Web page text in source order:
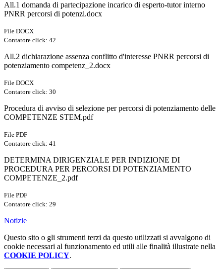
All.1 domanda di partecipazione incarico di esperto-tutor interno
PNRR percorsi di potenzi.docx
File DOCX
Contatore click: 42
All.2 dichiarazione assenza conflitto d'interesse PNRR percorsi di
potenziamento competenz_2.docx
File DOCX
Contatore click: 30
Procedura di avviso di selezione per percorsi di potenziamento delle
COMPETENZE STEM.pdf
File PDF
Contatore click: 41
DETERMINA DIRIGENZIALE PER INDIZIONE DI
PROCEDURA PER PERCORSI DI POTENZIAMENTO
COMPETENZE_2.pdf
File PDF
Contatore click: 29
Notizie
Questo sito o gli strumenti terzi da questo utilizzati si avvalgono di
cookie necessari al funzionamento ed utili alle finalità illustrate nella
COOKIE POLICY.